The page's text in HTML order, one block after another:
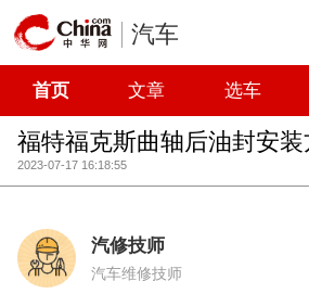
汽车
首页 文章 选车
福特福克斯曲轴后油封安装
2023-07-17 16:18:55
汽修技师
汽车维修技师